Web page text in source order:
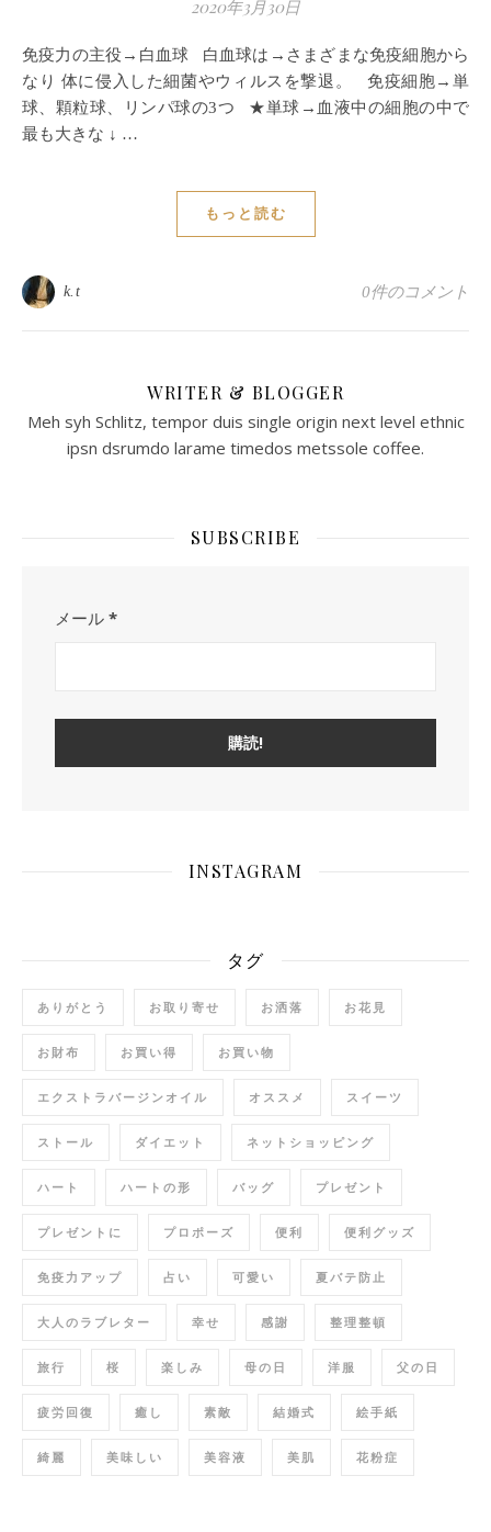
2020年3月30日
免疫力の主役→白血球 白血球は→さまざまな免疫細胞から
なり 体に侵入した細菌やウィルスを撃退。 免疫細胞→単
球、顆粒球、リンパ球の3つ ★単球→血液中の細胞の中で
最も大きな ↓ …
もっと読む
k.t 0件のコメント
WRITER & BLOGGER
Meh syh Schlitz, tempor duis single origin next level ethnic
ipsn dsrumdo larame timedos metssole coffee.
SUBSCRIBE
メール *
INSTAGRAM
タグ
ありがとう お取り寄せ お洒落 お花見
お財布 お買い得 お買い物
エクストラバージンオイル オススメ スイーツ
ストール ダイエット ネットショッピング
ハート ハートの形 バッグ プレゼント
プレゼントに プロポーズ 便利 便利グッズ
免疫力アップ 占い 可愛い 夏バテ防止
大人のラブレター 幸せ 感謝 整理整頓
旅行 桜 楽しみ 母の日 洋服 父の日
疲労回復 癒し 素敵 結婚式 絵手紙
綺麗 美味しい 美容液 美肌 花粉症